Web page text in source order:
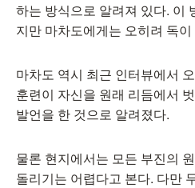
하는 방식으로 알려져 있다. 이
지만 마차도에게는 오히려 독
마차도 역시 최근 인터뷰에서
훈련이 자신을 원래 리듬에서
발언을 한 것으로 알려졌다.
물론 현지에서는 모든 부진의
돌리기는 어렵다고 본다. 다만